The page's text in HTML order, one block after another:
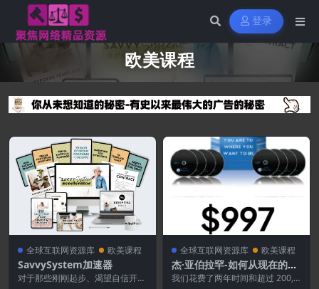
登录
欧美课程
全球互联网资源库 欧美课程
SavvySystem加速器
对于那些刚刚起步、渴望自信开启
全球互联网资源库 欧美课程
杰·亚伯拉罕-如何从现在的位
置到达你想要的位置 ($997)
我们花费了两年时间和超过 200,0